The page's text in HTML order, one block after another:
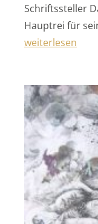
Schriftssteller
Hauptrei für
„Nora Krug ist
weiterlesen